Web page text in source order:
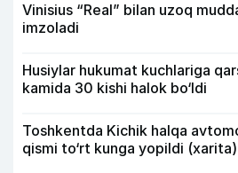
Vinisius “Real” bilan uzoq
imzoladi
Husiylar hukumat kuchlariga
kamida 30 kishi halok bo‘ldi
Toshkentda Kichik halqa
qismi to‘rt kunga yopildi (xarita)